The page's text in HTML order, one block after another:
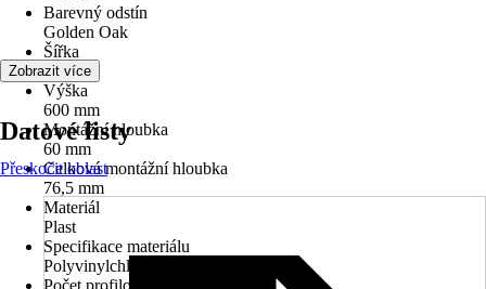
Barevný odstín
Golden Oak
Šířka
600 mm
Výška
600 mm
Montážní hloubka
60 mm
Celková montážní hloubka
76,5 mm
Materiál
Plast
Specifikace materiálu
Polyvinylchlorid (PVC)
Počet profilových komor
Zobrazit více
Datové listy
Přeskočit oblast